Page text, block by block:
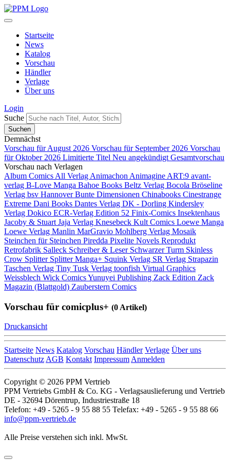
Startseite
News
Katalog
Vorschau
Händler
Verlage
Über uns
Login
Suche
Demnächst
Vorschau für August 2026 Vorschau für September 2026 Vorschau
für Oktober 2026 Limitierte Titel Neu angekündigt Gesamtvorschau
Vorschau nach Verlagen
Album Comics All Verlag Animachon Animagine ART:9 avant-
verlag B-Love Manga Bahoe Books Beltz Verlag Bocola Bröseline
Verlag bsv HannoverBunte Dimensionen Chinabooks Cinestrange
Extreme Dani Books Dantes Verlag DK - Dorling Kindersley
Verlag Dokico ECR-Verlag Edition 52 Finix-Comics Insektenhaus
Jacoby & Stuart Jaja Verlag Knesebeck Kult Comics Loewe Manga
Loewe Verlag Manlin MarGravio Mohlberg Verlag Mosaik
Steinchen für Steinchen Piredda Pixelite Novels Reprodukt
Retrofabrik Salleck Schreiber & Leser Schwarzer Turm Skinless
Crow Splitter Splitter Manga+ Squink Verlag SR Verlag Strapazin
Taschen Verlag Tiny Tusk Verlag toonfish Virtual Graphics
Weissblech Wick ComicsYunuyei Publishing Zack Edition Zack
Magazin (Blattgold) Zauberstern Comics
Vorschau für comicplus+ (0 Artikel)
Druckansicht
Startseite News Katalog Vorschau Händler Verlage Über uns
DatenschutzAGB Kontakt ImpressumAnmelden
Copyright © 2026 PPM Vertrieb
PPM Vertriebs GmbH & Co. KG - Verlagsauslieferung und Vertrieb
DE - 32694 Dörentrup, Industriestraße 18
Telefon: +49 - 5265 - 9 55 88 55 Telefax: +49 - 5265 - 9 55 88 66
info@ppm-vertrieb.de
Alle Preise verstehen sich inkl. MwSt.